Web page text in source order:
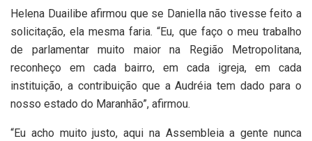
Helena Duailibe afirmou que se Daniella não tivesse feito a
solicitação, ela mesma faria. “Eu, que faço o meu trabalho
de parlamentar muito maior na Região Metropolitana,
reconheço em cada bairro, em cada igreja, em cada
instituição, a contribuição que a Audréia tem dado para o
nosso estado do Maranhão”, afirmou.
“Eu acho muito justo, aqui na Assembleia a gente nunca